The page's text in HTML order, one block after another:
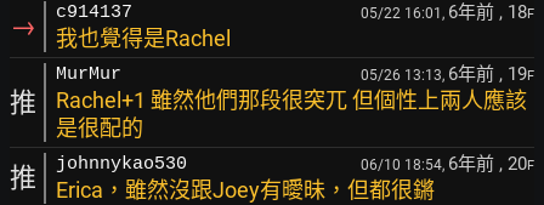
→ c914137 05/22 16:01, 6年前 , 18F
我也覺得是Rachel
推
MurMur 05/26 13:13, 6年前 , 19F
Rachel+1 雖然他們那段很突兀 但個性上兩人應該
是很配的
推 johnnykao530 06/10 18:54, 6年前 , 20F
Erica，雖然沒跟Joey有曖昧，但都很鏘